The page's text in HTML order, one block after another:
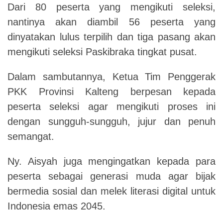
Dari 80 peserta yang mengikuti seleksi,
nantinya akan diambil 56 peserta yang
dinyatakan lulus terpilih dan tiga pasang akan
mengikuti seleksi Paskibraka tingkat pusat.
Dalam sambutannya, Ketua Tim Penggerak
PKK Provinsi Kalteng berpesan kepada
peserta seleksi agar mengikuti proses ini
dengan sungguh-sungguh, jujur dan penuh
semangat.
Ny. Aisyah juga mengingatkan kepada para
peserta sebagai generasi muda agar bijak
bermedia sosial dan melek literasi digital untuk
Indonesia emas 2045.